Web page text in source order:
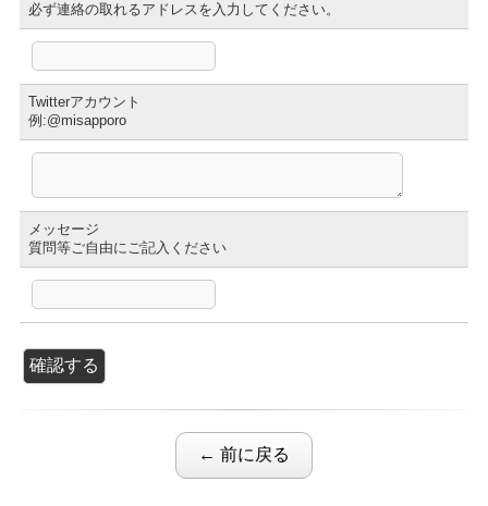
必ず連絡の取れるアドレスを入力してください。
Twitterアカウント
例:@misapporo
メッセージ
質問等ご自由にご記入ください
← 前に戻る